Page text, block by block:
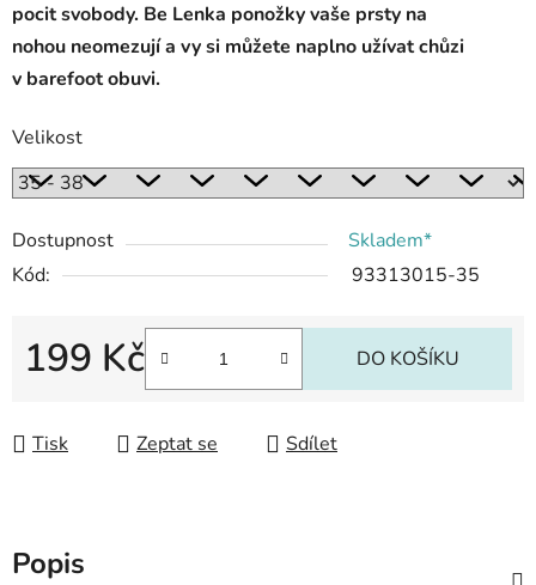
pocitsvobody. Be Lenka ponožkyvaše prsty na
nohou neomezujía vysi můžete naplno užívatchůzi
v barefootobuvi.
Velikost
Dostupnost
Skladem*
Kód:
93313015-35
199 Kč DO KOŠÍKU
Tisk Zeptat se Sdílet
Popis